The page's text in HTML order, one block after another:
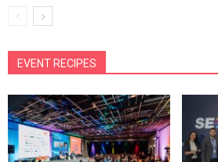
EVENT RECIPES